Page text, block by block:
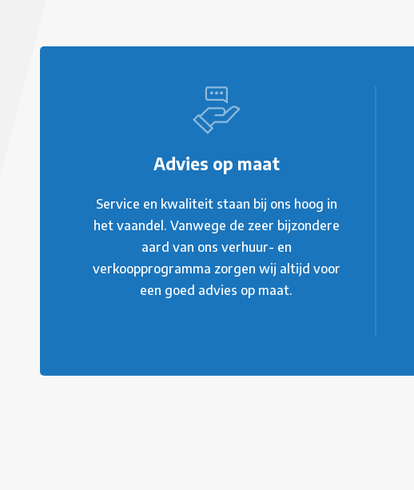
Advies op maat
Service en kwaliteit staan bij ons hoog in
het vaandel. Vanwege de zeer bijzondere
aard van ons verhuur- en
verkoopprogramma zorgen wij altijd voor
een goed advies op maat.